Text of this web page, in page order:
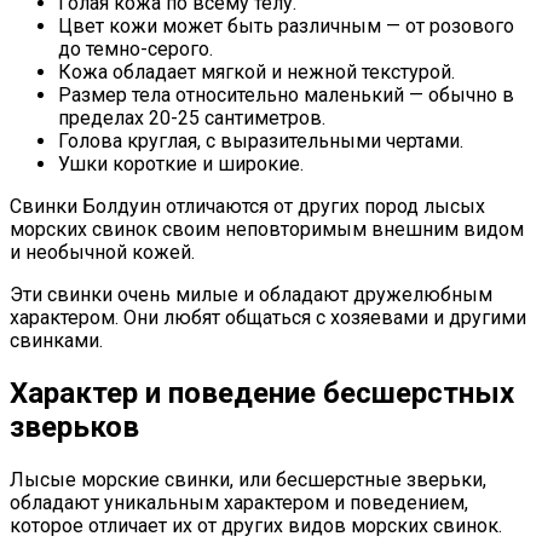
Цвет кожи может быть различным — от розового
до темно-серого.
Кожа обладает мягкой и нежной текстурой.
Размер тела относительно маленький — обычно в
пределах 20-25 сантиметров.
Голова круглая, с выразительными чертами.
Ушки короткие и широкие.
Свинки Болдуин отличаются от других пород лысых
морских свинок своим неповторимым внешним видом
и необычной кожей.
Эти свинки очень милые и обладают дружелюбным
характером. Они любят общаться с хозяевами и другими
свинками.
Характер и поведение бесшерстных
зверьков
Лысые морские свинки, или бесшерстные зверьки,
обладают уникальным характером и поведением,
которое отличает их от других видов морских свинок.